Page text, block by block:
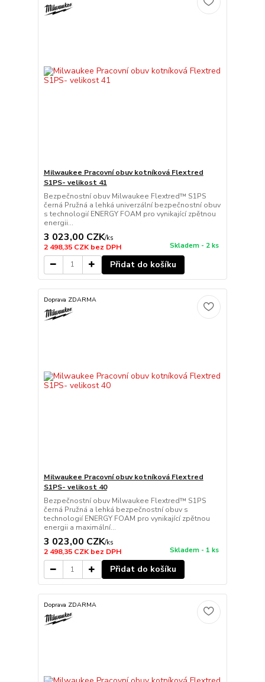
Milwaukee Pracovní obuv kotníková Flextred
S1PS- velikost 41
Bezpečnostní obuv Milwaukee Flextred™ S1PS
černá Pružná a lehká univerzální bezpečnostní obuv
s technologií ENERGY FOAM pro vynikající zpětnou
energii...
3 023,00 CZK/ks
2 498,35 CZKbez DPH Skladem - 2 ks
Přidat do košíku
Doprava ZDARMA
Milwaukee Pracovní obuv kotníková Flextred
S1PS- velikost 40
Bezpečnostní obuv Milwaukee Flextred™ S1PS
černá Pružná a lehká bezpečnostní obuv s
technologií ENERGY FOAM pro vynikající zpětnou
energii a maximální...
3 023,00 CZK/ks
2 498,35 CZKbez DPH Skladem - 1 ks
Přidat do košíku
Doprava ZDARMA